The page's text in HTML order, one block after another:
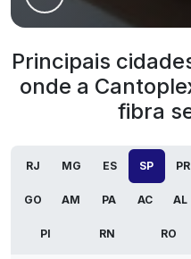
Principais
onde a
fibra
RJ MG ES SP PR
GO AM PA AC AL
PI RN RO